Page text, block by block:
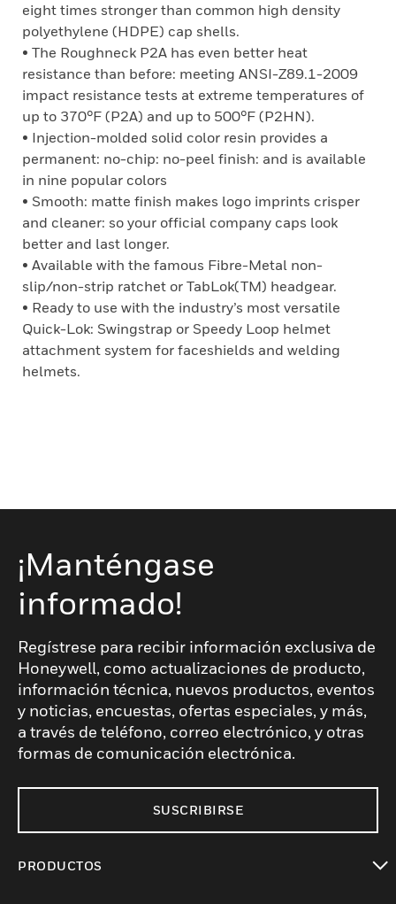
eight times stronger than common high density
polyethylene (HDPE) cap shells.
• The Roughneck P2A has even better heat
resistance than before: meeting ANSI-Z89.1-2009
impact resistance tests at extreme temperatures of
up to 370°F (P2A) and up to 500°F (P2HN).
• Injection-molded solid color resin provides a
permanent: no-chip: no-peel finish: and is available
in nine popular colors
• Smooth: matte finish makes logo imprints crisper
and cleaner: so your official company caps look
better and last longer.
• Available with the famous Fibre-Metal non-
slip/non-strip ratchet or TabLok(TM) headgear.
• Ready to use with the industry’s most versatile
Quick-Lok: Swingstrap or Speedy Loop helmet
attachment system for faceshields and welding
helmets.
¡Manténgase
informado!
Regístrese para recibir información exclusiva de
Honeywell, como actualizaciones de producto,
información técnica, nuevos productos, eventos
y noticias, encuestas, ofertas especiales, y más,
a través de teléfono, correo electrónico, y otras
formas de comunicación electrónica.
SUSCRIBIRSE
PRODUCTOS